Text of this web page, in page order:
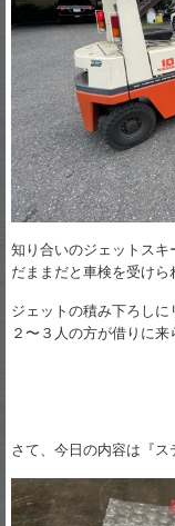
知り合いのジェットス
だままだと車検を受けら
ジェットの積み下ろし
２〜３人の方が借りに来
さて、今日の内容は『